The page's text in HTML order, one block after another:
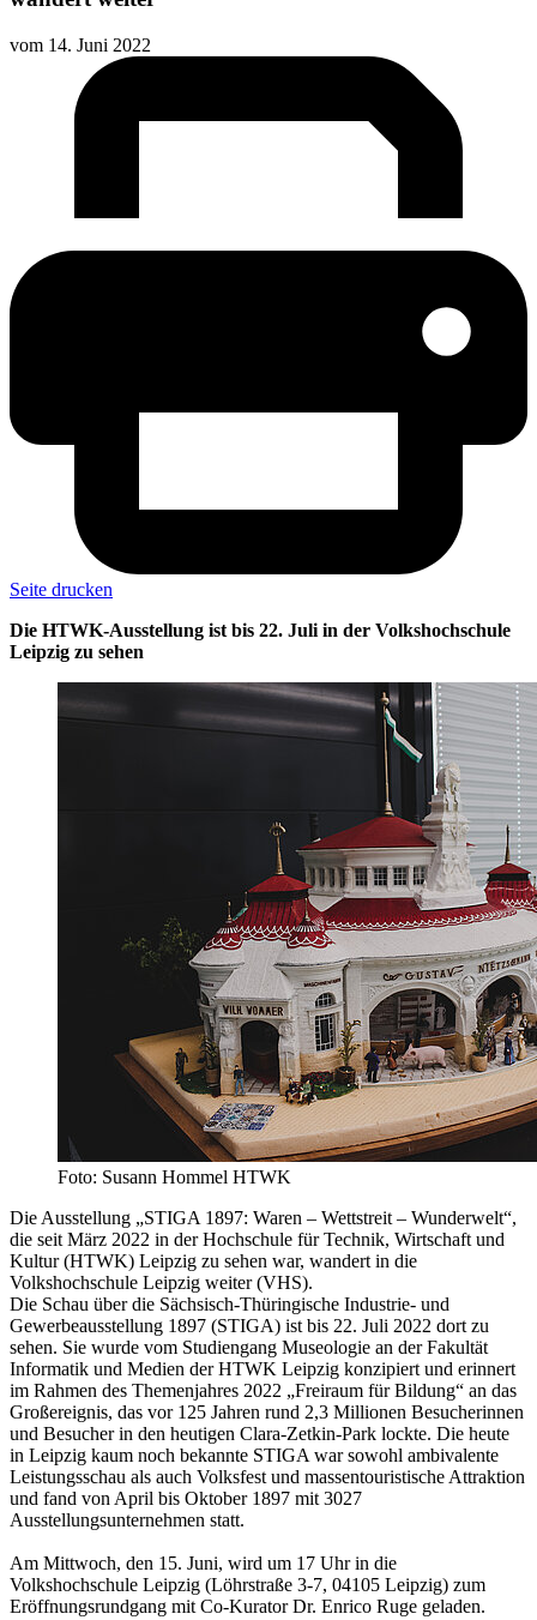
vom 14. Juni 2022
Seite drucken
Die HTWK-Ausstellung ist bis 22. Juli in der Volkshochschule
Leipzig zu sehen
Foto: Susann Hommel HTWK
Die Ausstellung „STIGA 1897: Waren – Wettstreit – Wunderwelt“,
die seit März 2022 in der Hochschule für Technik, Wirtschaft und
Kultur (HTWK) Leipzig zu sehen war, wandert in die
Volkshochschule Leipzig weiter (VHS).
Die Schau über die Sächsisch-Thüringische Industrie- und
Gewerbeausstellung 1897 (STIGA) ist bis 22. Juli 2022 dort zu
sehen. Sie wurde vom Studiengang Museologie an der Fakultät
Informatik und Medien der HTWK Leipzig konzipiert und erinnert
im Rahmen des Themenjahres 2022 „Freiraum für Bildung“ an das
Großereignis, das vor 125 Jahren rund 2,3 Millionen Besucherinnen
und Besucher in den heutigen Clara-Zetkin-Park lockte. Die heute
in Leipzig kaum noch bekannte STIGA war sowohl ambivalente
Leistungsschau als auch Volksfest und massentouristische Attraktion
und fand von April bis Oktober 1897 mit 3027
Ausstellungsunternehmen statt.
Am Mittwoch, den 15. Juni, wird um 17 Uhr in die
Volkshochschule Leipzig (Löhrstraße 3-7, 04105 Leipzig) zum
Eröffnungsrundgang mit Co-Kurator Dr. Enrico Ruge geladen.